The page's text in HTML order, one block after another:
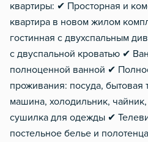
квартиры: ✔ Просторная и
квартира в новом жилом
гостинная с двухспальным
с двуспальной кроватью ✔
полноценной ванной ✔
проживания: посуда, бытовая
машина, холодильник, чайник,
сушилка для одежды ✔
постельное белье и